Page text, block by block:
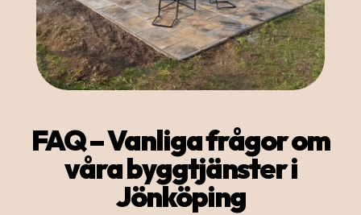
FAQ – Vanliga frågor om
våra byggtjänster i
Jönköping